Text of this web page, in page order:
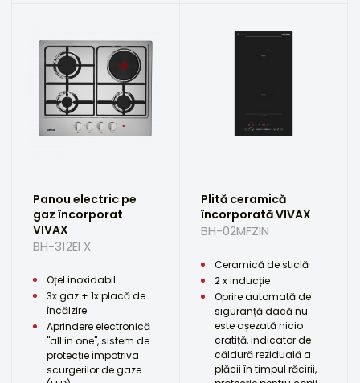
Panou electric pe
gaz încorporat
VIVAX
BH-312EI X
Oțel inoxidabil
3x gaz + 1x placă de
încălzire
Aprindere electronică
"all in one", sistem de
protecție împotriva
scurgerilor de gaze
Plită ceramică
încorporată VIVAX
BH-02MFZIN
Ceramică de sticlă
2 x inducție
Oprire automată de
siguranță dacă nu
este așezată nicio
cratiță, indicator de
căldură reziduală a
plăcii în timpul răcirii,